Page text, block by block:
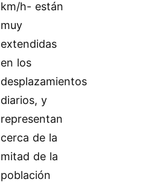
km/h- están
muy
extendidas
en los
desplazamientos
diarios, y
representan
cerca de la
mitad de la
población